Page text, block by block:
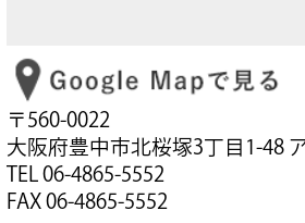
〒560-0022
大阪府豊中市北桜塚3丁目1-48
TEL 06-4865-5552
FAX 06-4865-5552